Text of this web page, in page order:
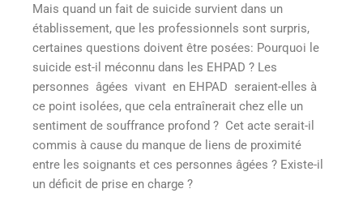
Mais quand un fait de suicide survient dans un
établissement, que les professionnels sont surpris,
certaines questions doivent être posées: Pourquoi le
suicide est-il méconnu dans les EHPAD ? Les
personnes âgées vivant en EHPAD seraient-elles à
ce point isolées, que cela entraînerait chez elle un
sentiment de souffrance profond ? Cet acte serait-il
commis à cause du manque de liens de proximité
entre les soignants et ces personnes âgées ? Existe-il
un déficit de prise en charge ?